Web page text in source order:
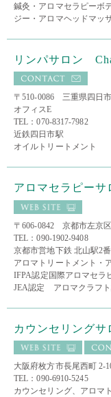
鍼灸・アロマセラピーボ
ジー・アロマヘッドマッ
リンパサロン
〒510-0086 三重県四日
オフィスE
TEL：070-8317-7982
近鉄四日市駅
オイルトリートメント
アロマセラピーサ
〒606-0842 京都市左京
TEL：090-1902-9408
京都市営地下鉄 北山駅2
アロマトリートメント・
IFPA認定国際アロマセラ
JEA認定 アロマクラフ
カウンセリング
大阪府枚方市長尾西町
TEL：090-6910-5245
カウンセリング、アロマ